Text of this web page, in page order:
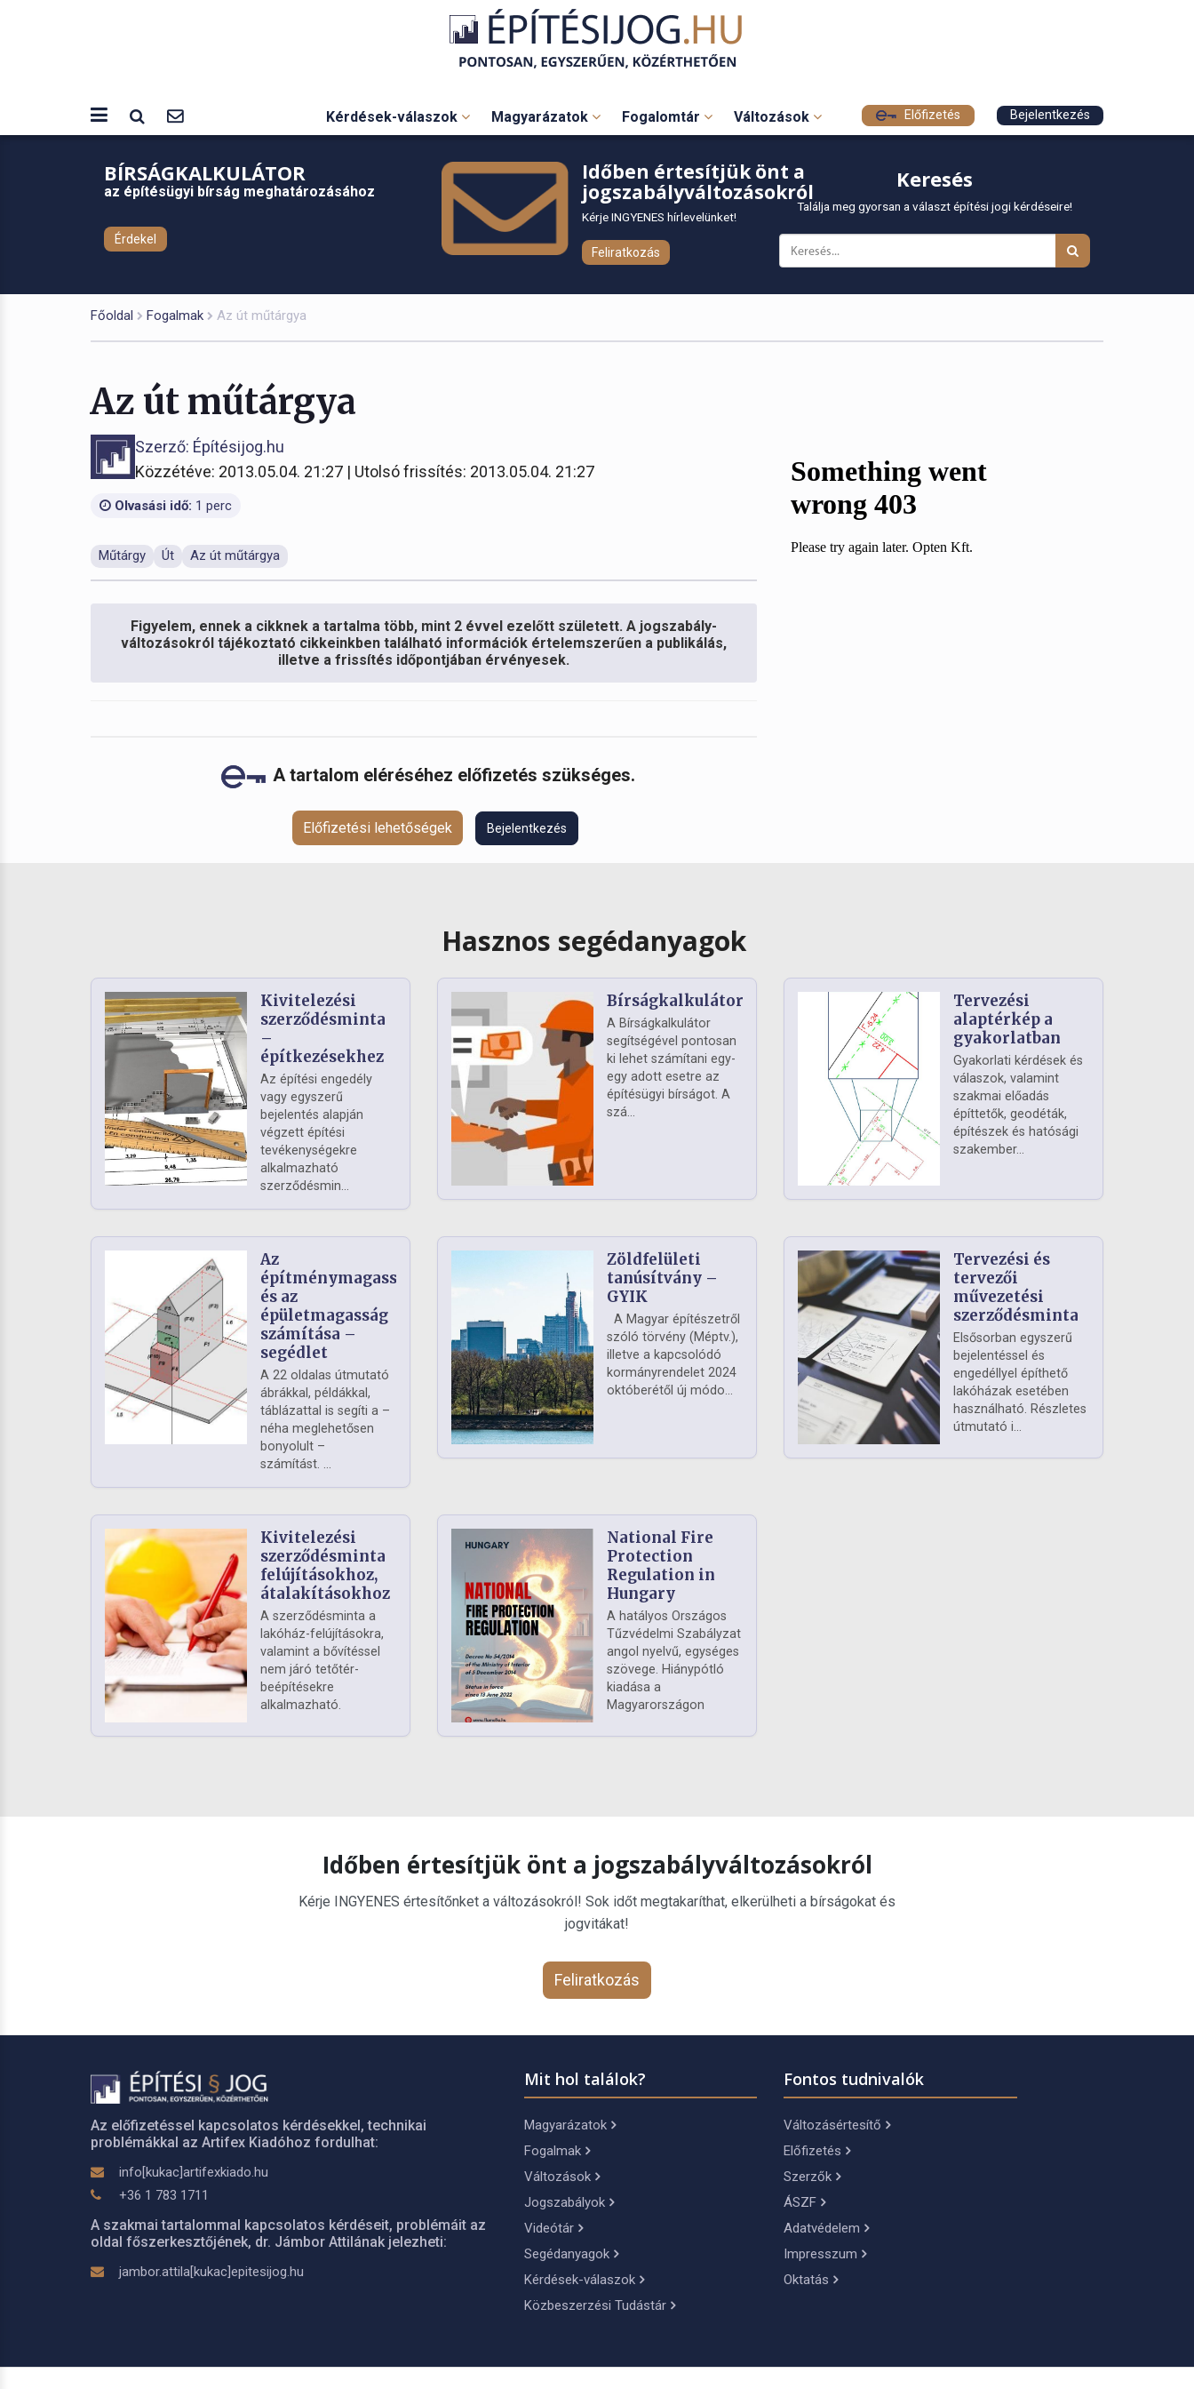
Kérdések-válaszok Magyarázatok Fogalomtár Változások Előfizetés Bejelentkezés
BÍRSÁGKALKULÁTOR
az építésügyi bírság meghatározásához
Érdekel
Időben értesítjük önt a
jogszabályváltozásokról
Kérje INGYENES hírlevelünket!
Feliratkozás
Keresés
Találja meg gyorsan a választ építési jogi kérdéseire!
Főoldal Fogalmak Az út műtárgya
Az út műtárgya
Szerző: Építésijog.hu
Közzétéve: 2013.05.04. 21:27 | Utolsó frissítés: 2013.05.04. 21:27
Olvasási idő: 1 perc
Műtárgy Út Az út műtárgya
Figyelem, ennek a cikknek a tartalma több, mint 2 évvel ezelőtt született. A jogszabály-
változásokról tájékoztató cikkeinkben található információk értelemszerűen a publikálás,
illetve a frissítés időpontjában érvényesek.
A tartalom eléréséhez előfizetés szükséges.
Előfizetési lehetőségek Bejelentkezés
Hasznos segédanyagok
Kivitelezési
szerződésminta
–
építkezésekhez
Az építési engedély
vagy egyszerű
bejelentés alapján
végzett építési
tevékenységekre
alkalmazható
szerződésmin...
Bírságkalkulátor
A Bírságkalkulátor
segítségével pontosan
ki lehet számítani egy-
egy adott esetre az
építésügyi bírságot. A
szá...
Tervezési
alaptérkép a
gyakorlatban
Gyakorlati kérdések és
válaszok, valamint
szakmai előadás
építtetők, geodéták,
építészek és hatósági
szakember...
Az
építménymagasság
és az
épületmagasság
számítása –
segédlet
A 22 oldalas útmutató
ábrákkal, példákkal,
táblázattal is segíti a –
néha meglehetősen
bonyolult –
számítást. ...
Zöldfelületi
tanúsítvány –
GYIK
A Magyar építészetről
szóló törvény (Méptv.),
illetve a kapcsolódó
kormányrendelet 2024
októberétől új módo...
Tervezési és
tervezői
művezetési
szerződésminta
Elsősorban egyszerű
bejelentéssel és
engedéllyel építhető
lakóházak esetében
használható. Részletes
útmutató i...
Kivitelezési
szerződésminta
felújításokhoz,
átalakításokhoz
A szerződésminta a
lakóház-felújításokra,
valamint a bővítéssel
nem járó tetőtér-
beépítésekre
alkalmazható.
National Fire
Protection
Regulation in
Hungary
A hatályos Országos
Tűzvédelmi Szabályzat
angol nyelvű, egységes
szövege. Hiánypótló
kiadása a
Magyarországon
Időben értesítjük önt a jogszabályváltozásokról
Kérje INGYENES értesítőnket a változásokról! Sok időt megtakaríthat, elkerülheti a bírságokat és
jogvitákat!
Feliratkozás
Az előfizetéssel kapcsolatos kérdésekkel, technikai
problémákkal az Artifex Kiadóhoz fordulhat:
info[kukac]artifexkiado.hu
+36 1 783 1711
A szakmai tartalommal kapcsolatos kérdéseit, problémáit az
oldal főszerkesztőjének, dr. Jámbor Attilának jelezheti:
jambor.attila[kukac]epitesijog.hu
Mit hol találok?
Magyarázatok
Fogalmak
Változások
Jogszabályok
Videótár
Segédanyagok
Kérdések-válaszok
Közbeszerzési Tudástár
Fontos tudnivalók
Változásértesítő
Előfizetés
Szerzők
ÁSZF
Adatvédelem
Impresszum
Oktatás